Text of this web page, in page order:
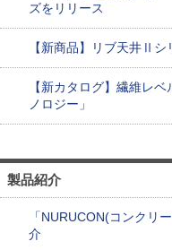
ズをリリース
【新商品】リブ天井Ⅱ
【新カタログ】繊維レ
ノロジー」
製品紹介
「NURUCON(コンクリ
介